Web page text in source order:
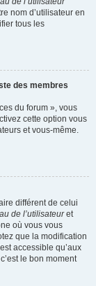
nom d’utilisateur en
tous les
des membres
du forum », vous
cette option vous
et vous-même.
différent de celui
de l’utilisateuret
où vous vous
que la modification
accessible qu’aux
le bon moment